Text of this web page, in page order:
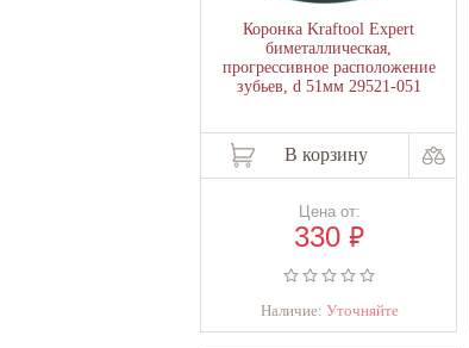
Коронка Kraftool Expert
биметаллическая,
прогрессивное расположение
зубьев, d 51мм 29521-051
В корзину
Цена от:
330₽
Наличие: Уточняйте